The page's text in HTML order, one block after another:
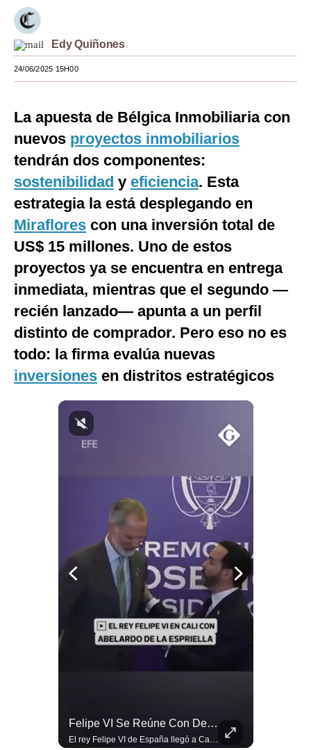
Mundo
EEUU
Internacional
Tecnología
Mix
G de Gestión
Notas Contratadas
Podcast
Gestión TV
Videos
Fotogalerías
Edy Quiñones
24/06/2025 15H00
La apuesta de Bélgica Inmobiliaria con
nuevos proyectos inmobiliarios
tendrán dos componentes:
sostenibilidad y eficiencia. Esta
estrategia la está desplegando en
Miraflores con una inversión total de
US$ 15 millones. Uno de estos
proyectos ya se encuentra en entrega
inmediata, mientras que el segundo —
recién lanzado— apunta a un perfil
distinto de comprador. Pero eso no es
todo: la firma evalúa nuevas
inversiones en distritos estratégicos
Felipe VI Se Reúne Con De La Espriella Antes De La Investidura | Gestión Mundo